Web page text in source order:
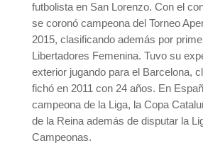
futbolista en San Lorenzo. Con el
se coronó campeona del Torneo
2015, clasificando además por
Libertadores Femenina. Tuvo su
exterior jugando para el Barcelona,
fichó en 2011 con 24 años. En
campeona de la Liga, la Copa
de la Reina además de disputar la
Campeonas.